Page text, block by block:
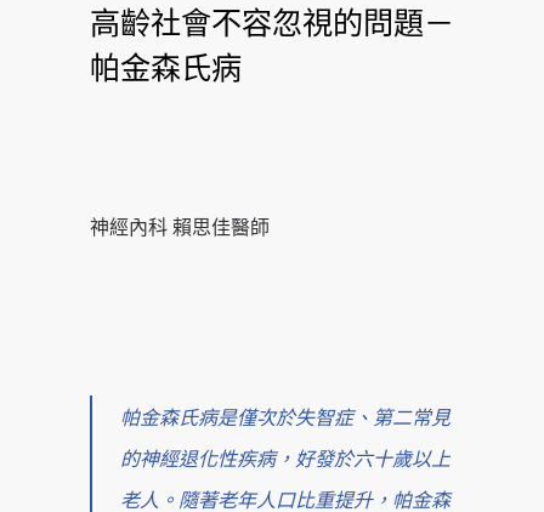
高齡社會不容忽視的問題－
帕金森氏病
神經內科 賴思佳醫師
帕金森氏病是僅次於失智症、第二常見
的神經退化性疾病，好發於六十歲以上
老人。隨著老年人口比重提升，帕金森